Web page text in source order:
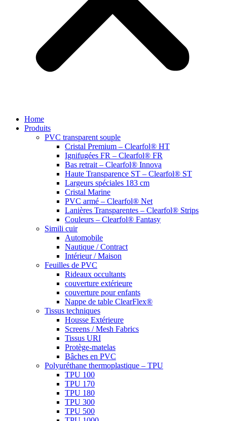
Home
Produits
PVC transparent souple
Cristal Premium – Clearfol® HT
Ignifugées FR – Clearfol® FR
Bas retrait – Clearfol® Innova
Haute Transparence ST – Clearfol® ST
Largeurs spéciales 183 cm
Cristal Marine
PVC armé – Clearfol® Net
Lanières Transparentes – Clearfol® Strips
Couleurs – Clearfol® Fantasy
Simili cuir
Automobile
Nautique / Contract
Intérieur / Maison
Feuilles de PVC
Rideaux occultants
couverture extérieure
couverture pour enfants
Nappe de table ClearFlex®
Tissus techniques
Housse Extérieure
Screens / Mesh Fabrics
Tissus URI
Protège-matelas
Bâches en PVC
Polyuréthane thermoplastique – TPU
TPU 100
TPU 170
TPU 180
TPU 300
TPU 500